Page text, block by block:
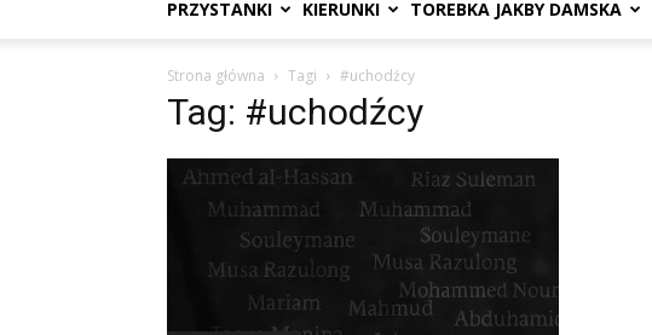
PRZYSTANKI KIERUNKI TOREBKA JAKBY DAMSKA
Strona główna Tagi #uchodźcy
Tag: #uchodźcy